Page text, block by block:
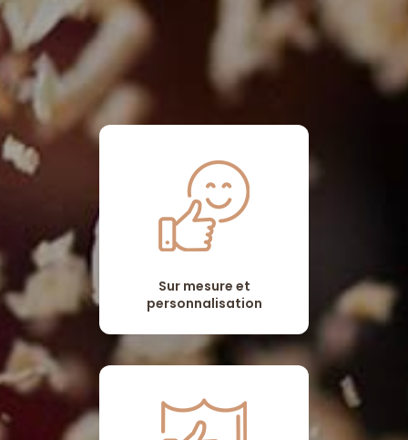
Sur mesure et
personnalisation